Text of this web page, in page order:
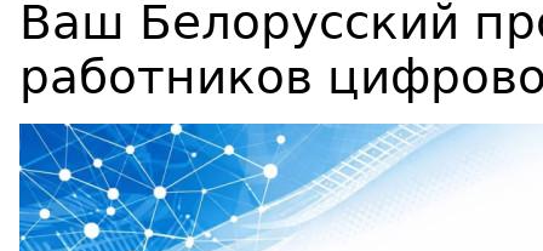
Ваш Белорусский
работников